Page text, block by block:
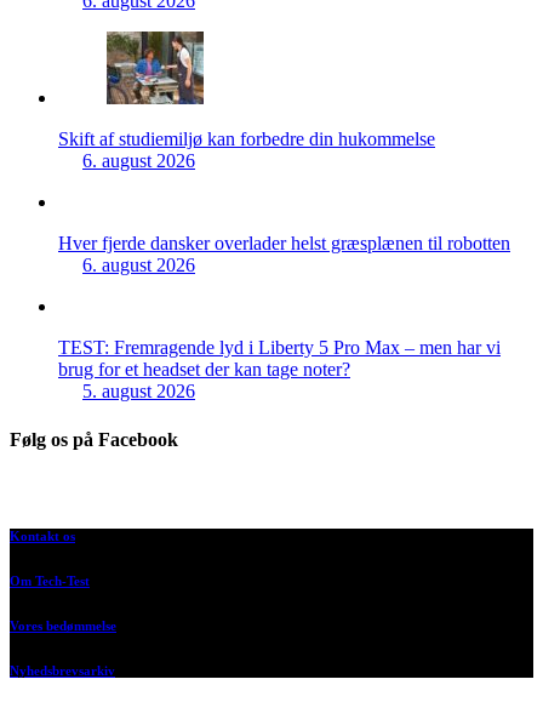
Skift af studiemiljø kan forbedre din hukommelse
6. august 2026
Hver fjerde dansker overlader helst græsplænen til robotten
6. august 2026
TEST: Fremragende lyd i Liberty 5 Pro Max – men har vi
brug for et headset der kan tage noter?
5. august 2026
Følg os på Facebook
Kontakt os
Om Tech-Test
Vores bedømmelse
Nyhedsbrevsarkiv